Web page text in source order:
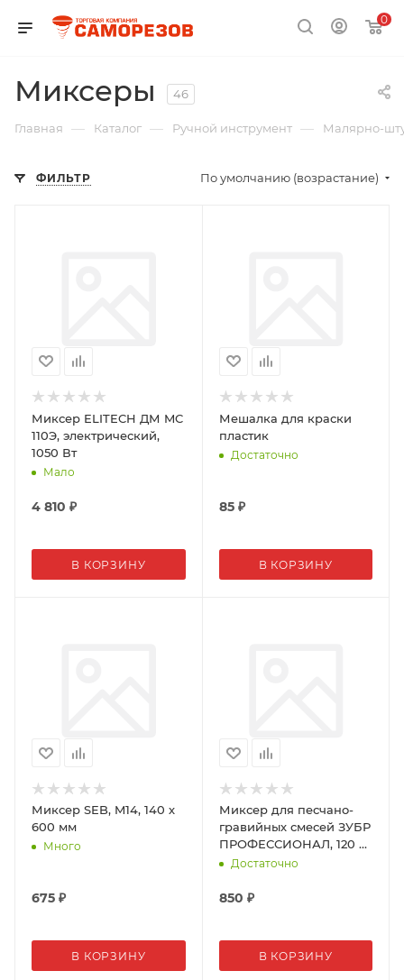
0
Миксеры 46
Главная — Каталог — Ручной инструмент — Малярно-
ФИЛЬТР По умолчанию (возрастание)
Миксер ELITECH ДМ MC
110Э, электрический,
1050 Вт
Мало
4 810 ₽
В КОРЗИНУ
Мешалка для краски
пластик
Достаточно
85₽
В КОРЗИНУ
Миксер SEB, M14, 140 х
600 мм
Много
675 ₽
В КОРЗИНУ
Миксер для песчано-
гравийных смесей ЗУБР
ПРОФЕССИОНАЛ, 120 х
580 мм
Достаточно
850 ₽
В КОРЗИНУ